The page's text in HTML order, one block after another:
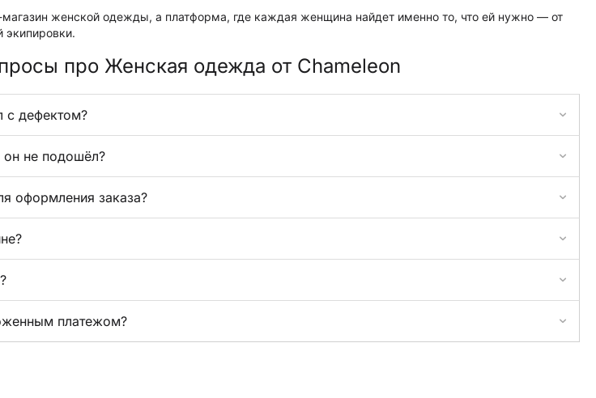
магазин женской одежды, а платформа, где каждая женщина найдет именно то, что ей нужно — от
экипировки.
про Женская одежда от Chameleon
с дефектом?
он не подошёл?
оформления заказа?
платежом?